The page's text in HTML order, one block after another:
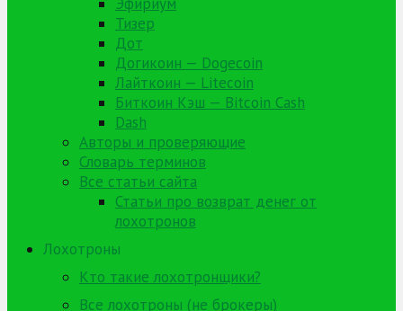
Тизер
Дот
Догикоин — Dogecoin
Лайткоин — Litecoin
Биткоин Кэш — Bitcoin Cash
Dash
Авторы и проверяющие
Словарь терминов
Все статьи сайта
Статьи про возврат денег от
лохотронов
Лохотроны
Кто такие лохотронщики?
Все лохотроны (не брокеры)